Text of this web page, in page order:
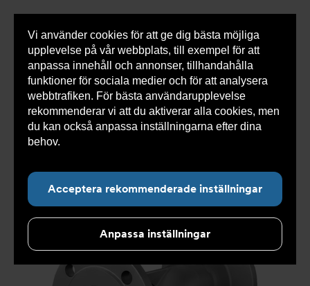
Vi använder cookies för att ge dig bästa möjliga
upplevelse på vår webbplats, till exempel för att
anpassa innehåll och annonser, tillhandahålla
funktioner för sociala medier och för att analysera
webbtrafiken. För bästa användarupplevelse
rekommenderar vi att du aktiverar alla cookies, men
du kan också anpassa inställningarna efter dina
behov.
Acceptera rekommenderade inställningar
Anpassa inställningar
0 varorSnabborder
Du
här:
Armatec > Produkter > Luft- och partikelavskiljare
Smutsfilter
> Flänsad anslutning >
Ytbehandlat
smutsfilter AT 4028C
> Smutsfilter AT 4028C250-1013